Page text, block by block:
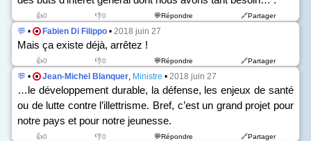
👍0 👎0 💬Répondre 🔗Partager
💬 • Fabien Di Filippo • 2018 juin 27
Mais ça existe déjà, arrêtez !
👍0 👎0 💬Répondre 🔗Partager
💬 • Jean-Michel Blanquer, Ministre • 2018 juin 27
…le développement durable, la défense, les enjeux de santé
ou de lutte contre l’illettrisme. Bref, c’est un grand projet pour
notre pays et pour notre jeunesse.
👍0 👎0 💬Répondre 🔗Partager